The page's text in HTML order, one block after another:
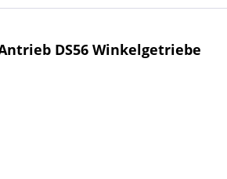
Antrieb DS56 Winkelgetriebe